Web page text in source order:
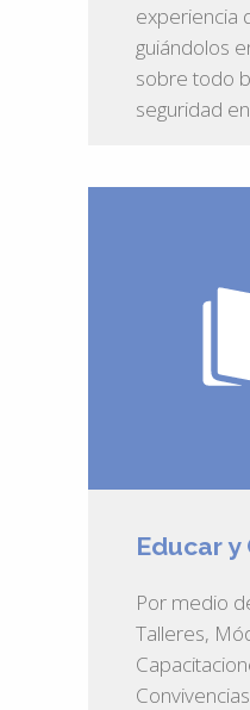
experiencia
guiándolos
sobre todo
seguridad
Educar
Por medio
Talleres,